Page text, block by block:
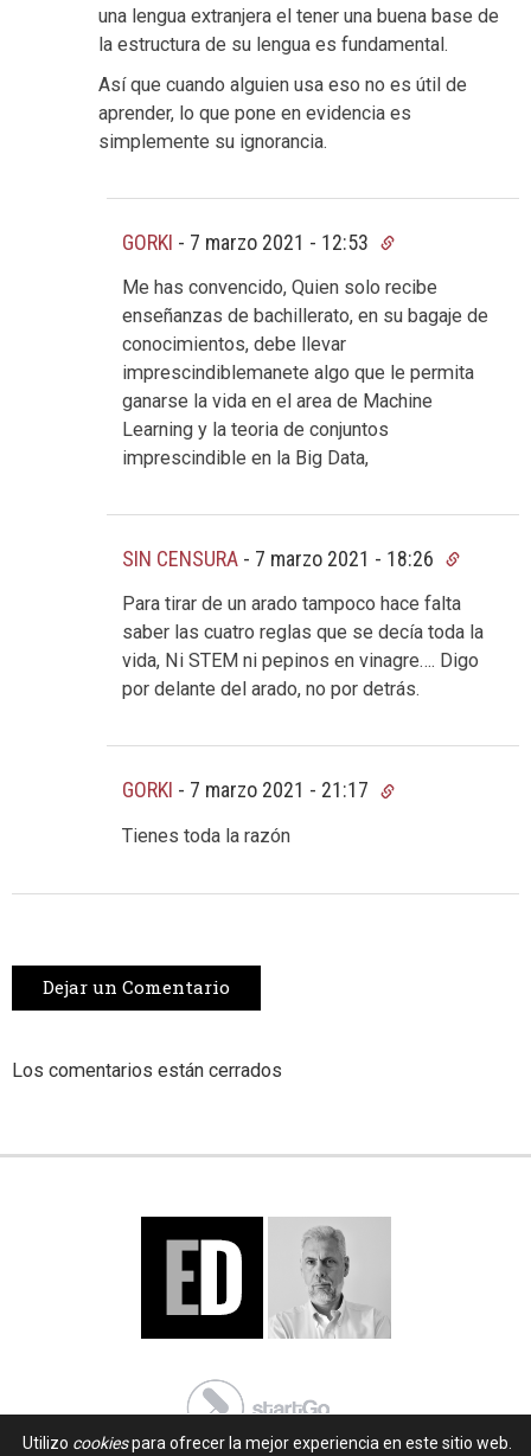
una lengua extranjera el tener una buena base de
la estructura de su lengua es fundamental.
Así que cuando alguien usa eso no es útil de
aprender, lo que pone en evidencia es
simplemente su ignorancia.
GORKI - 7 marzo 2021 - 12:53
Me has convencido, Quien solo recibe
enseñanzas de bachillerato, en su bagaje de
conocimientos, debe llevar
imprescindiblemanete algo que le permita
ganarse la vida en el area de Machine
Learning y la teoria de conjuntos
imprescindible en la Big Data,
SIN CENSURA - 7 marzo 2021 - 18:26
Para tirar de un arado tampoco hace falta
saber las cuatro reglas que se decía toda la
vida, Ni STEM ni pepinos en vinagre…. Digo
por delante del arado, no por detrás.
GORKI - 7 marzo 2021 - 21:17
Tienes toda la razón
Dejar un Comentario
Los comentarios están cerrados
Utilizo cookiespara ofrecer la mejor experiencia en este sitio web.